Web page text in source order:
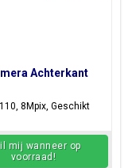
Achterkant
8Mpix, Geschikt
mij wanneer op
voorraad!